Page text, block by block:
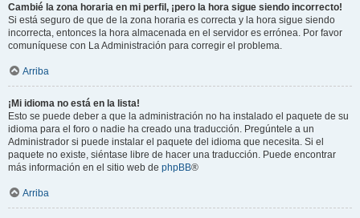
Cambié la zona horaria en mi perfil, ¡pero la hora sigue siendo incorrecto!
Si está seguro de que de la zona horaria es correcta y la hora sigue siendo
incorrecta, entonces la hora almacenada en el servidor es errónea. Por favor
comuníquese con La Administración para corregir el problema.
Arriba
¡Mi idioma no está en la lista!
Esto se puede deber a que la administración no ha instalado el paquete de su
idioma para el foro o nadie ha creado una traducción. Pregúntele a un
Administrador si puede instalar el paquete del idioma que necesita. Si el
paquete no existe, siéntase libre de hacer una traducción. Puede encontrar
más información en el sitio web de phpBB®
Arriba